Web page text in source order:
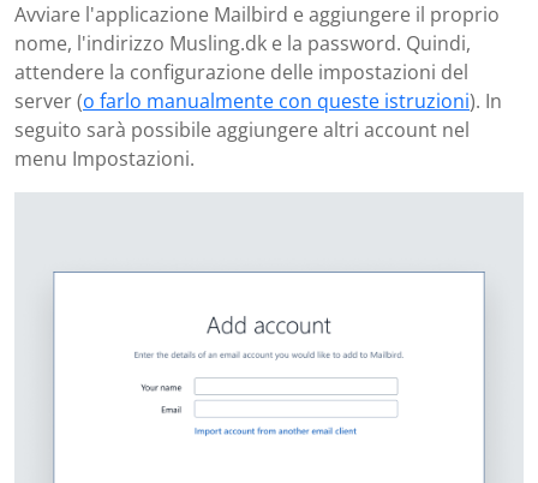
Avviare l'applicazione Mailbird e aggiungere il proprio
nome, l'indirizzo Musling.dk e la password. Quindi,
attendere la configurazione delle impostazioni del
server (o farlo manualmente con queste istruzioni). In
seguito sarà possibile aggiungere altri account nel
menu Impostazioni.